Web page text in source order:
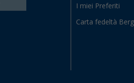
I miei Preferiti
Carta fedeltà